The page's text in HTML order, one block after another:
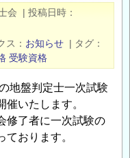
会 | 投稿日時
ス お知らせ | タグ
受験資格
地盤判定士一次試験
催いたします。
修了者に一次試験の
おります。